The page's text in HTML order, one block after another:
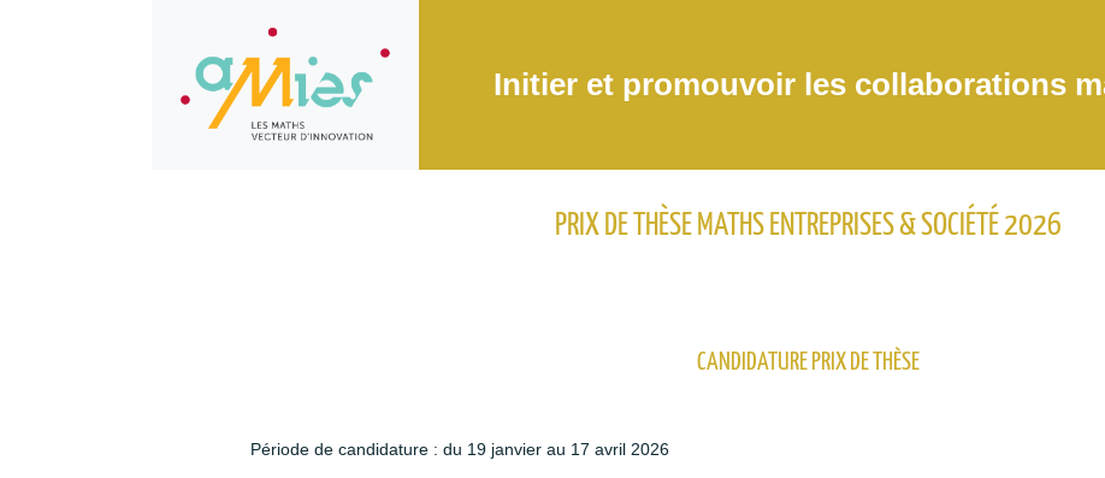
Initier et promouvoir les collaborations
PRIX DE THÈSE MATHS ENTREPRISES & SOCIÉTÉ 2026
CANDIDATURE PRIX DE THÈSE
Période de candidature : du 19 janvier au 17 avril 2026